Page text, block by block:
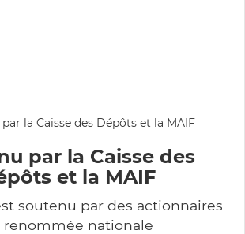
par la Caisse des
et la MAIF
soutenu par des actionnaires
renommée nationale